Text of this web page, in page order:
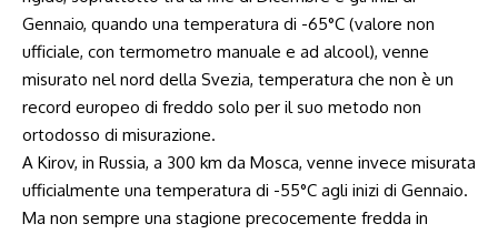
Gennaio, quando una temperatura di -65°C (valore non
ufficiale, con termometro manuale e ad alcool), venne
misurato nel nord della Svezia, temperatura che non è un
record europeo di freddo solo per il suo metodo non
ortodosso di misurazione.
A Kirov, in Russia, a 300 km da Mosca, venne invece misurata
ufficialmente una temperatura di -55°C agli inizi di Gennaio.
Ma non sempre una stagione precocemente fredda in